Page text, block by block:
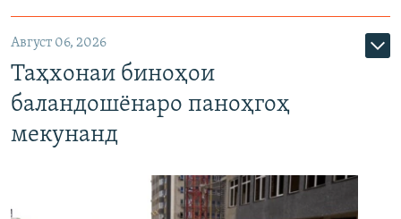
Август 06, 2026
Таҳхонаи биноҳои
баландошёнаро паноҳгоҳ
мекунанд